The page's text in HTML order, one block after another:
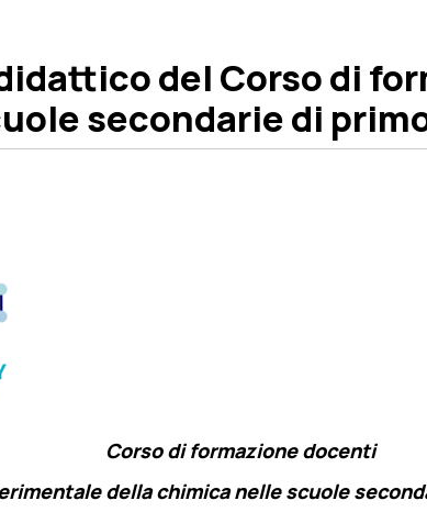
del Corso di
secondarie di
Corso di formazione docenti
della chimica nelle scuole